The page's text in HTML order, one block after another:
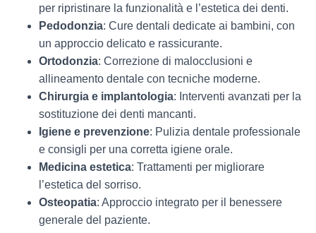
per ripristinare la funzionalità e l’estetica dei denti.
Pedodonzia: Cure dentali dedicate ai bambini, con
un approccio delicato e rassicurante.
Ortodonzia: Correzione di malocclusioni e
allineamento dentale con tecniche moderne.
Chirurgia e implantologia: Interventi avanzati per la
sostituzione dei denti mancanti.
Igiene e prevenzione: Pulizia dentale professionale
e consigli per una corretta igiene orale.
Medicina estetica: Trattamenti per migliorare
l’estetica del sorriso.
Osteopatia: Approccio integrato per il benessere
generale del paziente.